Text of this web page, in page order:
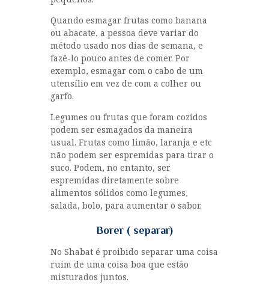
Quando esmagar frutas como banana
ou abacate, a pessoa deve variar do
método usado nos dias de semana, e
fazê-lo pouco antes de comer. Por
exemplo, esmagar com o cabo de um
utensílio em vez de com a colher ou
garfo.
Legumes ou frutas que foram cozidos
podem ser esmagados da maneira
usual. Frutas como limão, laranja e etc
não podem ser espremidas para tirar o
suco. Podem, no entanto, ser
espremidas diretamente sobre
alimentos sólidos como legumes,
salada, bolo, para aumentar o sabor.
Borer ( separar)
No Shabat é proibido separar uma coisa
ruim de uma coisa boa que estão
misturados juntos.